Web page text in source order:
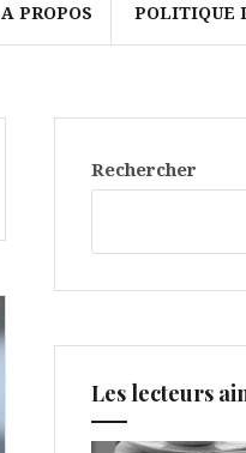
A PROPOS POLITIQUE
Rechercher
Les lecteurs